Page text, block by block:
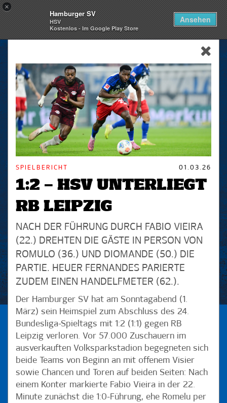
×
Hamburger SV
HSV
Kostenlos - Im Google Play Store
Ansehen
skip_navigation
SPIELBERICHT 01.03.26
1:2 – HSV UNTERLIEGT
RB LEIPZIG
NACH DER FÜHRUNG DURCH FABIO VIEIRA
(22.) DREHTEN DIE GÄSTE IN PERSON VON
ROMULO (36.) UND DIOMANDE (50.) DIE
PARTIE. HEUER FERNANDES PARIERTE
ZUDEM EINEN HANDELFMETER (62.).
Der Hamburger SV hat am Sonntagabend (1.
März) sein Heimspiel zum Abschluss des 24.
Bundesliga-Spieltags mit 1:2 (1:1) gegen RB
Leipzig verloren. Vor 57.000 Zuschauern im
ausverkauften Volksparkstadion begegneten sich
beide Teams von Beginn an mit offenem Visier
sowie Chancen und Toren auf beiden Seiten: Nach
einem Konter markierte Fabio Vieira in der 22.
Minute zunächst die 1:0-Führung, ehe Romelu per